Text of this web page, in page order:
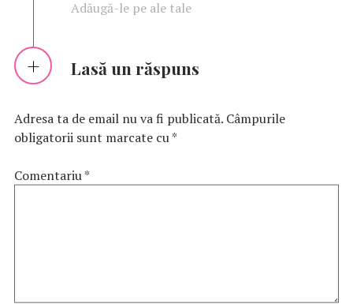
Adăugă-le pe ale tale
Lasă un răspuns
Adresa ta de email nu va fi publicată. Câmpurile
obligatorii sunt marcate cu*
Comentariu*